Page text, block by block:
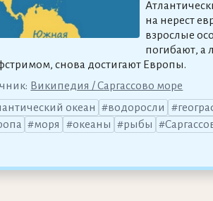
на нерест
взрослые
погибают, а
снова достигают Европы.
Википедия / Саргассово море
океан
водоросли
моря океаны рыбы